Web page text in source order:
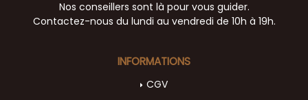
Nos conseillers sont là pour vous guider.
Contactez-nous du lundi au vendredi de 10h à 19h.
INFORMATIONS
CGV